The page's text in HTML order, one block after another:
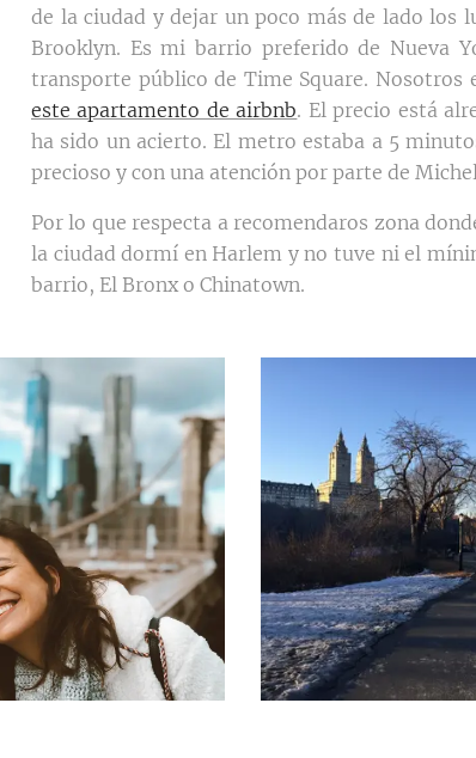
de la ciudad y dejar un poco más de lado los
Brooklyn. Es mi barrio preferido de Nueva
transporte público de Time Square. Nosotros
este apartamento de airbnb. El precio está
ha sido un acierto. El metro estaba a 5
precioso y con una atención por parte de
Por lo que respecta a recomendaros zona
la ciudad dormí en Harlem y no tuve ni el
barrio, El Bronx o Chinatown.